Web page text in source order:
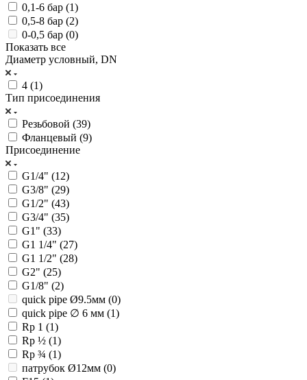
0,1-6 бар (1)
0,5-8 бар (2)
0-0,5 бар (0)
Показать все
Диаметр условный, DN
4 (1)
Тип присоединения
Резьбовой (39)
Фланцевый (9)
Присоединение
G1/4" (12)
G3/8" (29)
G1/2" (43)
G3/4" (35)
G1" (33)
G1 1/4" (27)
G1 1/2" (28)
G2" (25)
G1/8" (2)
quick pipe Ø9.5мм (0)
quick pipe ∅ 6 мм (1)
Rp 1 (1)
Rp ½ (1)
Rp ¾ (1)
патрубок Ø12мм (0)